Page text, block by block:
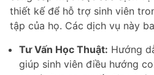
thiết kế để hỗ trợ sinh viên
tập của họ. Các dịch vụ này
Tư Vấn Học Thuật: Hướng
giúp sinh viên điều hướng